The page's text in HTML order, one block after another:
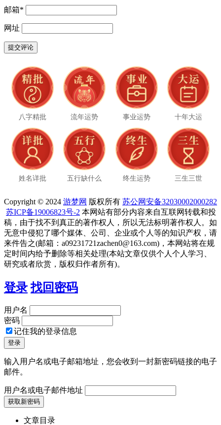
邮箱*
网址
八字精批 流年运势 事业运势 十年大运
姓名详批 五行缺什么 终生运势 三生三世
Copyright © 2024 游梦网 版权所有 苏公网安备32030002000282
苏ICP备19006823号-2 本网站有部分内容来自互联网转载和投
稿，由于找不到真正的著作权人，所以无法标明著作权人。如
无意中侵犯了哪个媒体、公司、企业或个人等的知识产权，请
来件告之(邮箱：a09231721zachen0@163.com)，本网站将在规
定时间内给予删除等相关处理(本站文章仅供个人个人学习、
研究或者欣赏，版权归作者所有)。
登录 找回密码
用户名
密码
记住我的登录信息
输入用户名或电子邮箱地址，您会收到一封新密码链接的电子
邮件。
用户名或电子邮件地址
文章目录